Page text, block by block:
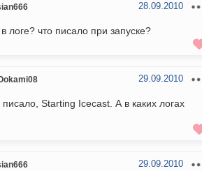
28.09.2010
логе? что писало при запуске?
29.09.2010
писало, Starting Icecast. А в каких логах
29.09.2010